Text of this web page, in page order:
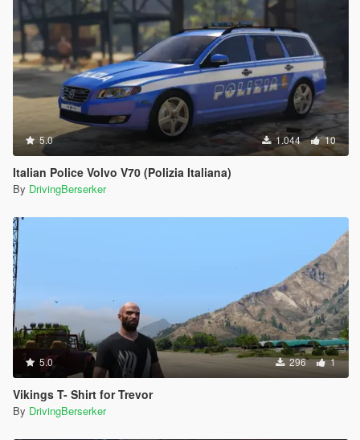
5.0 1.044 10
Italian Police Volvo V70 (Polizia Italiana)
By DrivingBerserker
5.0 296 1
Vikings T- Shirt for Trevor
By DrivingBerserker